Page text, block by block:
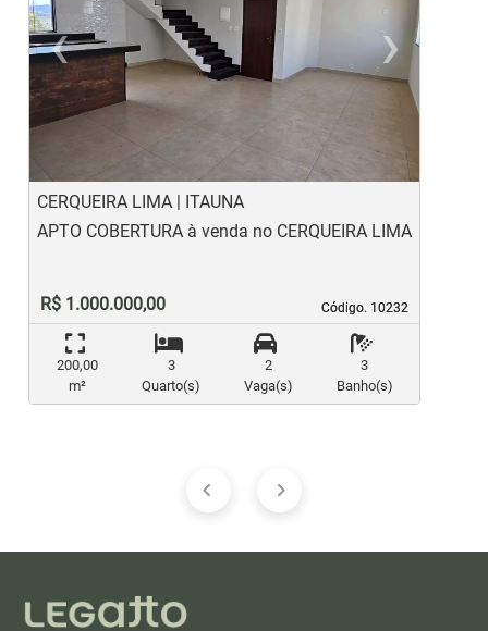
‹
Previous
›
CERQUEIRA LIMA | ITAUNA
Código. 10232
Código. 10232
APTO COBERTURA à venda no CERQUEIRA LIMA
R$ 1.000.000,00
200,00
m²
3
Quarto(s)
2
Vaga(s)
3
Banho(s)